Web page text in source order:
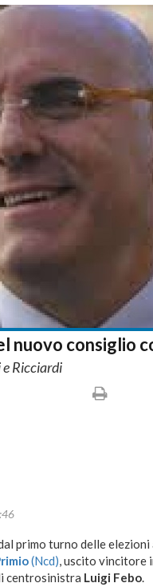
nuovo consiglio
Ricciardi
primo turno delle elezioni
(Ncd), uscito vincitore
centrosinistra Luigi Febo.